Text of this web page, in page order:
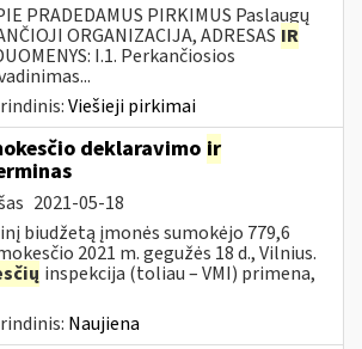
PRADEDAMUS PIRKIMUS Paslaugų
ORGANIZACIJA, ADRESAS IR
I.1. Perkančiosios
Viešieji pirkimai
deklaravimo ir
2021-05-18
biudžetą įmonės sumokėjo 779,6
2021 m. gegužės 18 d., Vilnius.
inspekcija (toliau – VMI) primena,
Naujiena